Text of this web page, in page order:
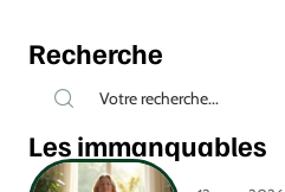
Recherche
Les immanquables